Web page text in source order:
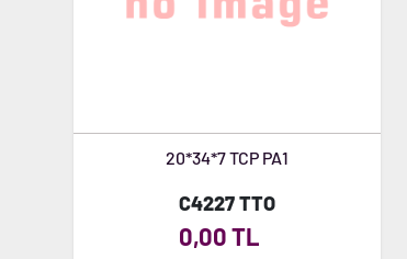
20*34*7 TCP PA1
C4227 TTO
0,00 TL